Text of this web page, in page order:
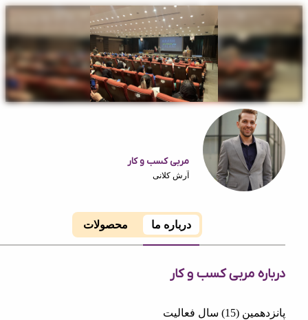
مربی کسب و کار
آرش کلانی
محصولات
مربی کسب و کار
سال فعالیت